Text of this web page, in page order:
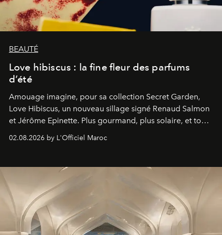
BEAUTÉ
Love hibiscus : la fine fleur des parfums
d’été
Amouage imagine, pour sa collection Secret Garden,
Love Hibiscus, un nouveau sillage signé Renaud Salmon
et Jérôme Epinette. Plus gourmand, plus solaire, et tout
à fait irrésistible.
02.08.2026 by L'Officiel Maroc